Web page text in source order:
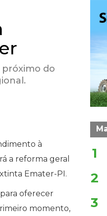
próximo do
à
a reforma geral
Emater-PI.
oferecer
momento,
1
2
3